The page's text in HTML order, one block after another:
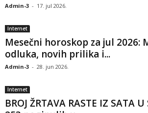
Admin-3 - 17. jul 2026.
Internet
Mesečni horoskop za jul 2026:
odluka, novih prilika i...
Admin-3 - 28. jun 2026.
Internet
BROJ ŽRTAVA RASTE IZ SATA